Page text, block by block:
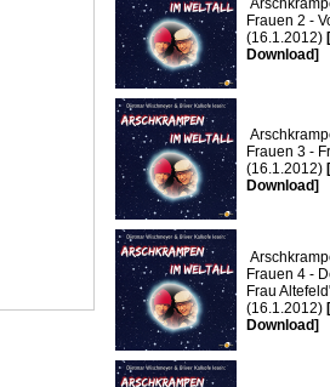
Frauen 2 -
(16.1.2012)
Download]
Frauen 3 -
(16.1.2012)
Download]
Frauen 4 -
Frau
(16.1.2012)
Download]